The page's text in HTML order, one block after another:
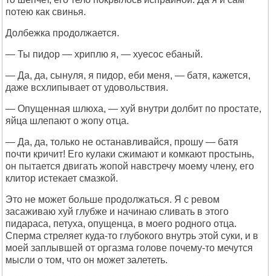
потею как свинья.
Долбежка продолжается.
— Ты пидор — хриплю я, — хуесос ебаный.
— Да, да, сынуля, я пидор, еби меня, — батя, кажется,
даже всхлипывает от удовольствия.
— Опущенная шлюха, — хуй внутри долбит по простате,
яйца шлепают о жопу отца.
— Да, да, только не останавливайся, прошу — батя
почти кричит! Его кулаки сжимают и комкают простынь,
он пытается двигать жопой навстречу моему члену, его
клитор истекает смазкой.
Это не может больше продолжаться. Я с ревом
засаживаю хуй глубже и начинаю сливать в этого
пидараса, петуха, опущенца, в моего родного отца.
Сперма стреляет куда-то глубокого внутрь этой суки, и в
моей заплывшей от оргазма голове почему-то мечутся
мысли о том, что он может залететь.